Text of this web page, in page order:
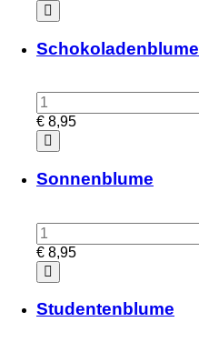
Schokoladenblume
€ 8,95
Sonnenblume
€ 8,95
Studentenblume